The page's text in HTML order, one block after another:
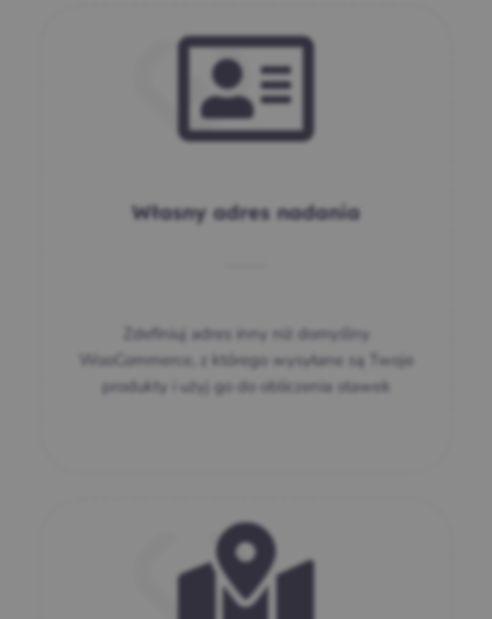
Własny adres nadania
Zdefiniuj adres inny niż domyślny
WooCommerce, z którego wysyłane są Twoje
produkty i użyj go do obliczenia stawek